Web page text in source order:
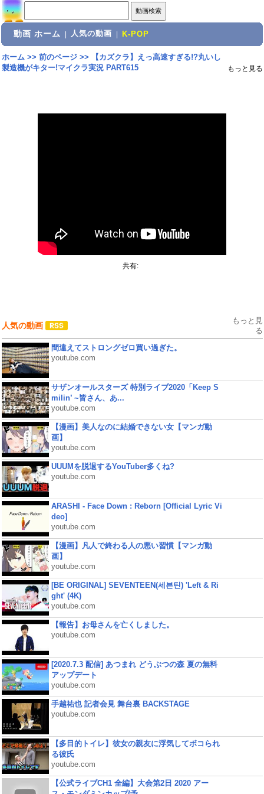
動画 ホーム 人気の動画 K-POP
ホーム>> 前のページ>>
【カズクラ】えっ高速すぎる!?丸いし
製造機がキター!マイクラ実況 PART615
もっと見る
共有:
人気の動画
もっと見
る
間違えてストロングゼロ買い過ぎた。
youtube.com
サザンオールスターズ 特別ライブ2020「Keep S
milin’ ~皆さん、あ...
youtube.com
【漫画】美人なのに結婚できない女【マンガ動
画】
youtube.com
UUUMを脱退するYouTuber多くね?
youtube.com
ARASHI - Face Down : Reborn [Official Lyric Vi
deo]
youtube.com
【漫画】凡人で終わる人の悪い習慣【マンガ動
画】
youtube.com
[BE ORIGINAL] SEVENTEEN(세븐틴) 'Left & Ri
ght' (4K)
youtube.com
【報告】お母さんを亡くしました。
youtube.com
[2020.7.3 配信] あつまれ どうぶつの森 夏の無料
アップデート
youtube.com
手越祐也 記者会見 舞台裏 BACKSTAGE
youtube.com
【多目的トイレ】彼女の親友に浮気してボコられ
る彼氏
youtube.com
【公式ライブCH1 全編】大会第2日 2020 アー